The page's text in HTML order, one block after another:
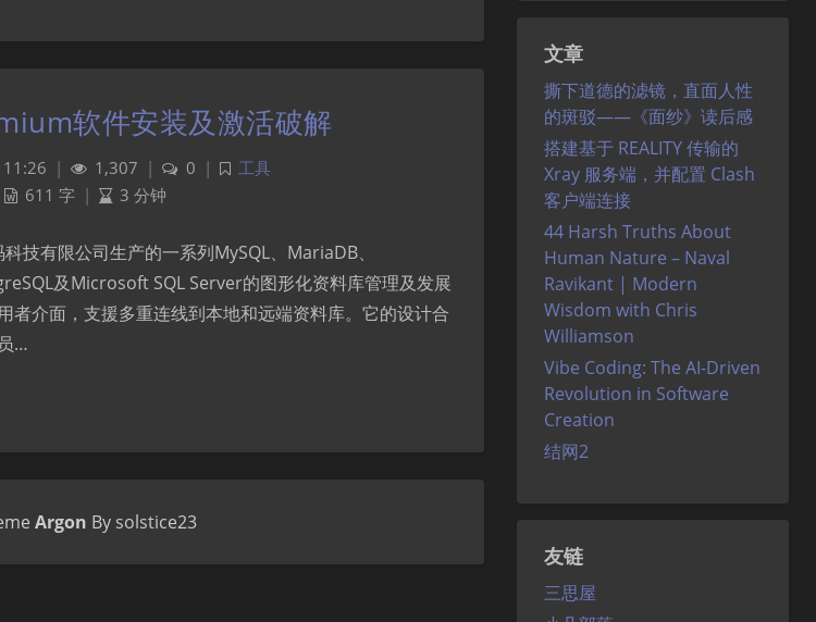
Sans Serif
浅阴影
文章
撕下道德的滤镜，直面人性
的斑驳——《面纱》读后感
搭建基于 REALITY 传输的
Xray 服务端，并配置 Clash
客户端连接
44 Harsh Truths About
Human Nature – Naval
Ravikant | Modern
Wisdom with Chris
Williamson
Vibe Coding: The AI-Driven
Revolution in Software
Creation
结网2
友链
三思屋
软件安装及激活破解
| 1,307 | 0 |
工具
611 字 | 3 分钟
技有限公司生产的一系列MySQL、MariaDB、
及Microsoft SQL Server的图形化资料库管理及发展
者介面，支援多重连线到本地和远端资料库。它的设计合
…
Argon By solstice23